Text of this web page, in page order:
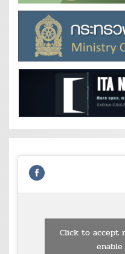
Click to accept